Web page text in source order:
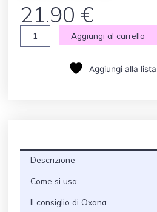
21.90 €
Pennello
Ovale
Aggiungi al carrello
Aggiungi alla
Descrizione
Come si usa
Il consiglio di Oxana